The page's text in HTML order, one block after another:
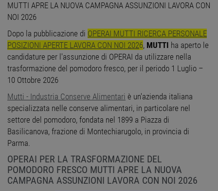
MUTTI APRE LA NUOVA CAMPAGNA ASSUNZIONI LAVORA CON
NOI 2026
Dopo la pubblicazione di OPERAI MUTTI RICERCA PERSONALE
POSIZIONI APERTE LAVORA CON NOI 2026, MUTTI ha aperto le
candidature per l'assunzione di OPERAI da utilizzare nella
trasformazione del pomodoro fresco, per il periodo 1 Luglio –
10 Ottobre 2026
Mutti - Industria Conserve Alimentari è un'azienda italiana
specializzata nelle conserve alimentari, in particolare nel
settore del pomodoro, fondata nel 1899 a Piazza di
Basilicanova, frazione di Montechiarugolo, in provincia di
Parma.
OPERAI PER LA TRASFORMAZIONE DEL
POMODORO FRESCO MUTTI APRE LA NUOVA
CAMPAGNA ASSUNZIONI LAVORA CON NOI 2026